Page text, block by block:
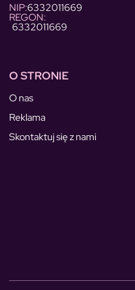
NIP:6332011669
REGON:
6332011669
O STRONIE
O nas
Reklama
Skontaktuj się z nami